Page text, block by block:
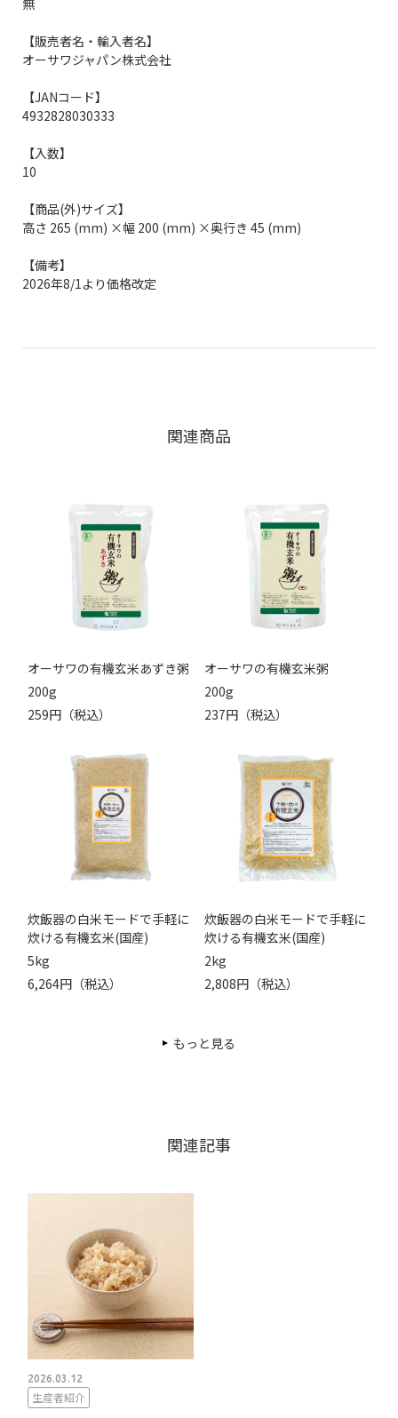
【販売者名・輸入者名】
オーサワジャパン株式会社
【JANコード】
4932828030333
【入数】
10
【商品(外)サイズ】
高さ 265 (mm) ×幅 200 (mm) ×奥行き 45 (mm)
【備考】
2026年8/1より価格改定
関連商品
オーサワの有機玄米あずき粥
200g
259円（税込）
オーサワの有機玄米粥
200g
237円（税込）
炊飯器の白米モードで手軽に
炊ける有機玄米(国産)
5kg
6,264円（税込）
炊飯器の白米モードで手軽に
炊ける有機玄米(国産)
2kg
2,808円（税込）
もっと見る
関連記事
2026.03.12
生産者紹介